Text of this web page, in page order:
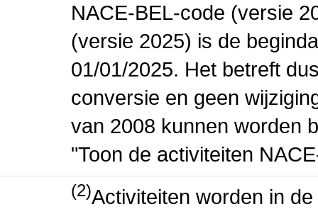
NACE-BEL-code (versie
(versie 2025) is de
01/01/2025. Het betreft
conversie en geen
van 2008 kunnen worden
"Toon de activiteiten
(2)Activiteiten worden in